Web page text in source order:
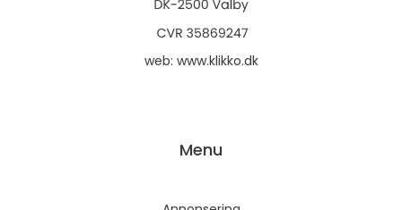
web: www.klikko.dk
Menu